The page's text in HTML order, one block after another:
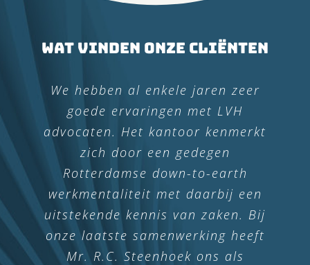
Wat vinden onze cliënten
We hebben al enkele jaren zeer
goede ervaringen met LVH
advocaten. Het kantoor kenmerkt
zich door een gedegen
Rotterdamse down-to-earth
werkmentaliteit met daarbij een
uitstekende kennis van zaken. Bij
onze laatste samenwerking heeft
Mr. R.C. Steenhoek ons als
In 2019 en 2020 hebben wij LVH
Advocaten benaderd voor een
advies om de zaak op een
zorgvuldige en deskundige wijze te
beëindigen. Dit is volledig op een
praktische en binnen een zeer
korte periode opgelost. Hij had
altijd zijn volledige aandacht voor
mijn verhaal. Het is op een zeer